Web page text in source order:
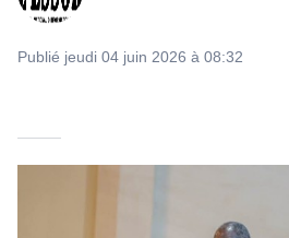
Publié jeudi 04 juin 2026 à 08:32